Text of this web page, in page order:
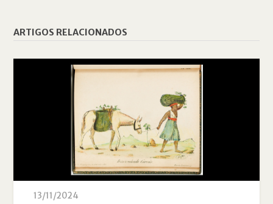
ARTIGOS RELACIONADOS
13/11/2024